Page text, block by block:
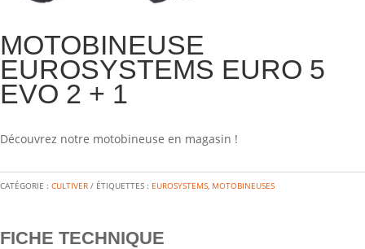
MOTOBINEUSE
EUROSYSTEMS EURO 5
EVO 2 + 1
Découvrez notre motobineuse en magasin !
CATÉGORIE : CULTIVER ÉTIQUETTES : EUROSYSTEMS MOTOBINEUSES
FICHE TECHNIQUE